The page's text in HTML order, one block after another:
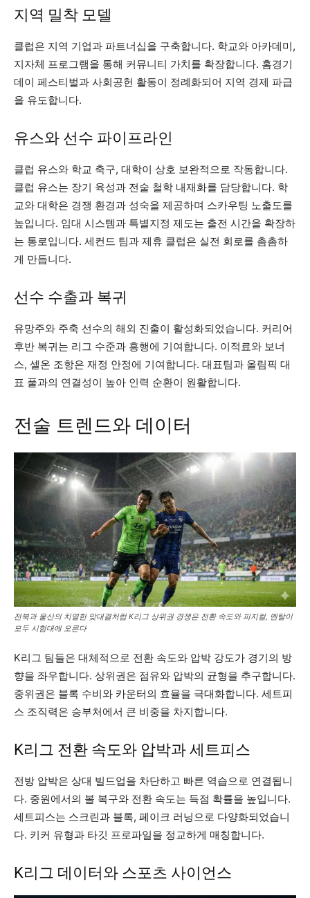
지역 밀착 모델
클럽은 지역 기업과 파트너십을 구축합니다. 학교와 아카데미,
지자체 프로그램을 통해 커뮤니티 가치를 확장합니다. 홈경기
데이 페스티벌과 사회공헌 활동이 정례화되어 지역 경제 파급
을 유도합니다.
유스와 선수 파이프라인
클럽 유스와 학교 축구, 대학이 상호 보완적으로 작동합니다.
클럽 유스는 장기 육성과 전술 철학 내재화를 담당합니다. 학
교와 대학은 경쟁 환경과 성숙을 제공하며 스카우팅 노출도를
높입니다. 임대 시스템과 특별지정 제도는 출전 시간을 확장하
는 통로입니다. 세컨드 팀과 제휴 클럽은 실전 회로를 촘촘하
게 만듭니다.
선수 수출과 복귀
유망주와 주축 선수의 해외 진출이 활성화되었습니다. 커리어
후반 복귀는 리그 수준과 흥행에 기여합니다. 이적료와 보너
스, 셀온 조항은 재정 안정에 기여합니다. 대표팀과 올림픽 대
표 풀과의 연결성이 높아 인력 순환이 원활합니다.
전술 트렌드와 데이터
전북과 울산의 치열한 맞대결처럼 K리그 상위권 경쟁은 전환 속도와 피지컬, 멘탈이
모두 시험대에 오른다
K리그 팀들은 대체적으로 전환 속도와 압박 강도가 경기의 방
향을 좌우합니다. 상위권은 점유와 압박의 균형을 추구합니다.
중위권은 블록 수비와 카운터의 효율을 극대화합니다. 세트피
스 조직력은 승부처에서 큰 비중을 차지합니다.
K리그 전환 속도와 압박과 세트피스
전방 압박은 상대 빌드업을 차단하고 빠른 역습으로 연결됩니
다. 중원에서의 볼 복구와 전환 속도는 득점 확률을 높입니다.
세트피스는 스크린과 블록, 페이크 러닝으로 다양화되었습니
다. 키커 유형과 타깃 프로파일을 정교하게 매칭합니다.
K리그 데이터와 스포츠 사이언스